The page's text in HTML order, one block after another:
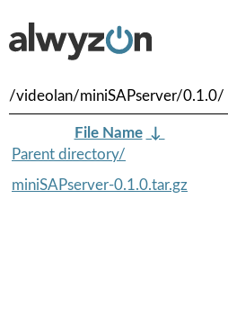
/videolan/miniSAPserver/0.1.0/
File Name ↓
Parent directory/
miniSAPserver-0.1.0.tar.gz